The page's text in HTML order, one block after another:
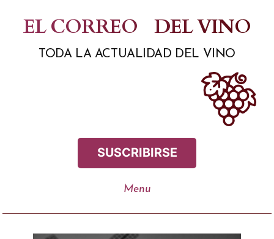
contenido
EL CORREO DEL VINO
TODA LA ACTUALIDAD DEL VINO
SUSCRIBIRSE